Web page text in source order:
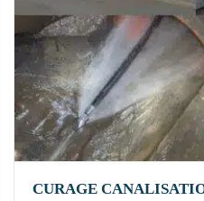
CURAGE